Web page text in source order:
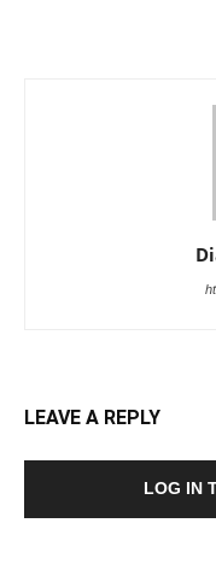
LEAVE A REPLY
LOG IN